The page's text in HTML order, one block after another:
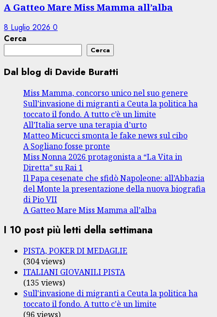
A Gatteo Mare Miss Mamma all’alba
8 Luglio 2026 0
Cerca
Cerca
Dal blog di Davide Buratti
Miss Mamma, concorso unico nel suo genere
Sull’invasione di migranti a Ceuta la politica ha
toccato il fondo. A tutto c’è un limite
All’Italia serve una terapia d’urto
Matteo Micucci smonta le fake news sul cibo
A Sogliano fosse pronte
Miss Nonna 2026 protagonista a “La Vita in
Diretta” su Rai 1
Il Papa cesenate che sfidò Napoleone: all’Abbazia
del Monte la presentazione della nuova biografia
di Pio VII
A Gatteo Mare Miss Mamma all’alba
I 10 post più letti della settimana
PISTA, POKER DI MEDAGLIE
(304 views)
ITALIANI GIOVANILI PISTA
(135 views)
Sull'invasione di migranti a Ceuta la politica ha
toccato il fondo. A tutto c'è un limite
(96 views)